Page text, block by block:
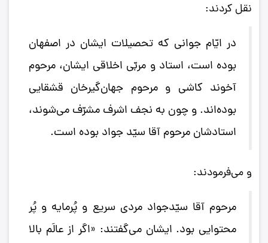
نقل کردند:
در ایّام جوانی که تحصیلات ایشان در اصفهان
بوده است، استاد و مربّی اخلاقی ایشان، مرحوم
آخوند کاشی و مرحوم جهان‌گیرخان قشقایی
بوده‌اند. و چون به نجف اشرف مشرّف می‌شوند،
استادشان مرحوم آقا سیّد جواد بوده است.
و می‌فرمودند:
مرحوم آقا سیّدجواد مردی سریع و پُرمایه و پُر
محتوایی بود. ایشان می‌گفتند: «اگر از عالَم بالا